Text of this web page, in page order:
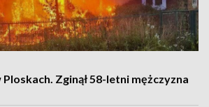
Zginął 58-letni mężczyzna